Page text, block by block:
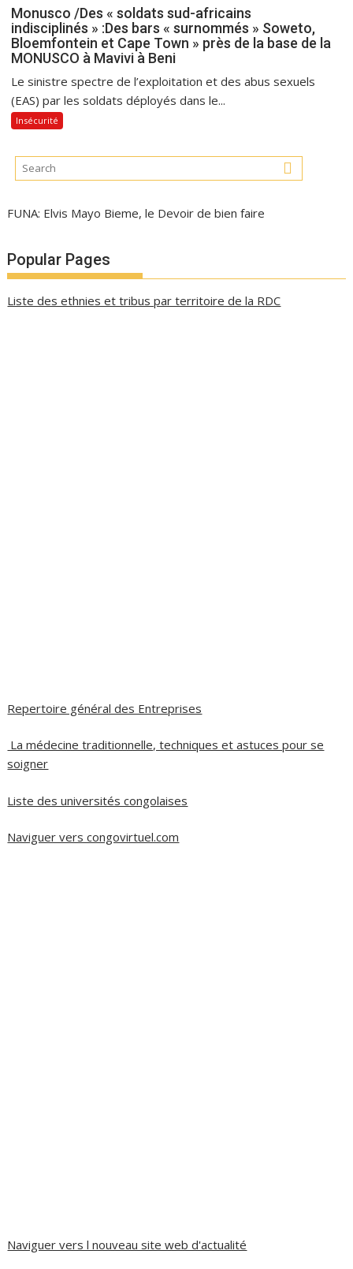
Monusco /Des « soldats sud-africains
indisciplinés » :Des bars « surnommés » Soweto,
Bloemfontein et Cape Town » près de la base de la
MONUSCO à Mavivi à Beni
Le sinistre spectre de l’exploitation et des abus sexuels
(EAS) par les soldats déployés dans le...
Insécurité
FUNA: Elvis Mayo Bieme, le Devoir de bien faire
Popular Pages
Liste des ethnies et tribus par territoire de la RDC
Repertoire général des Entreprises
La médecine traditionnelle, techniques et astuces pour se
soigner
Liste des universités congolaises
Naviguer vers congovirtuel.com
Naviguer vers l nouveau site web d'actualité